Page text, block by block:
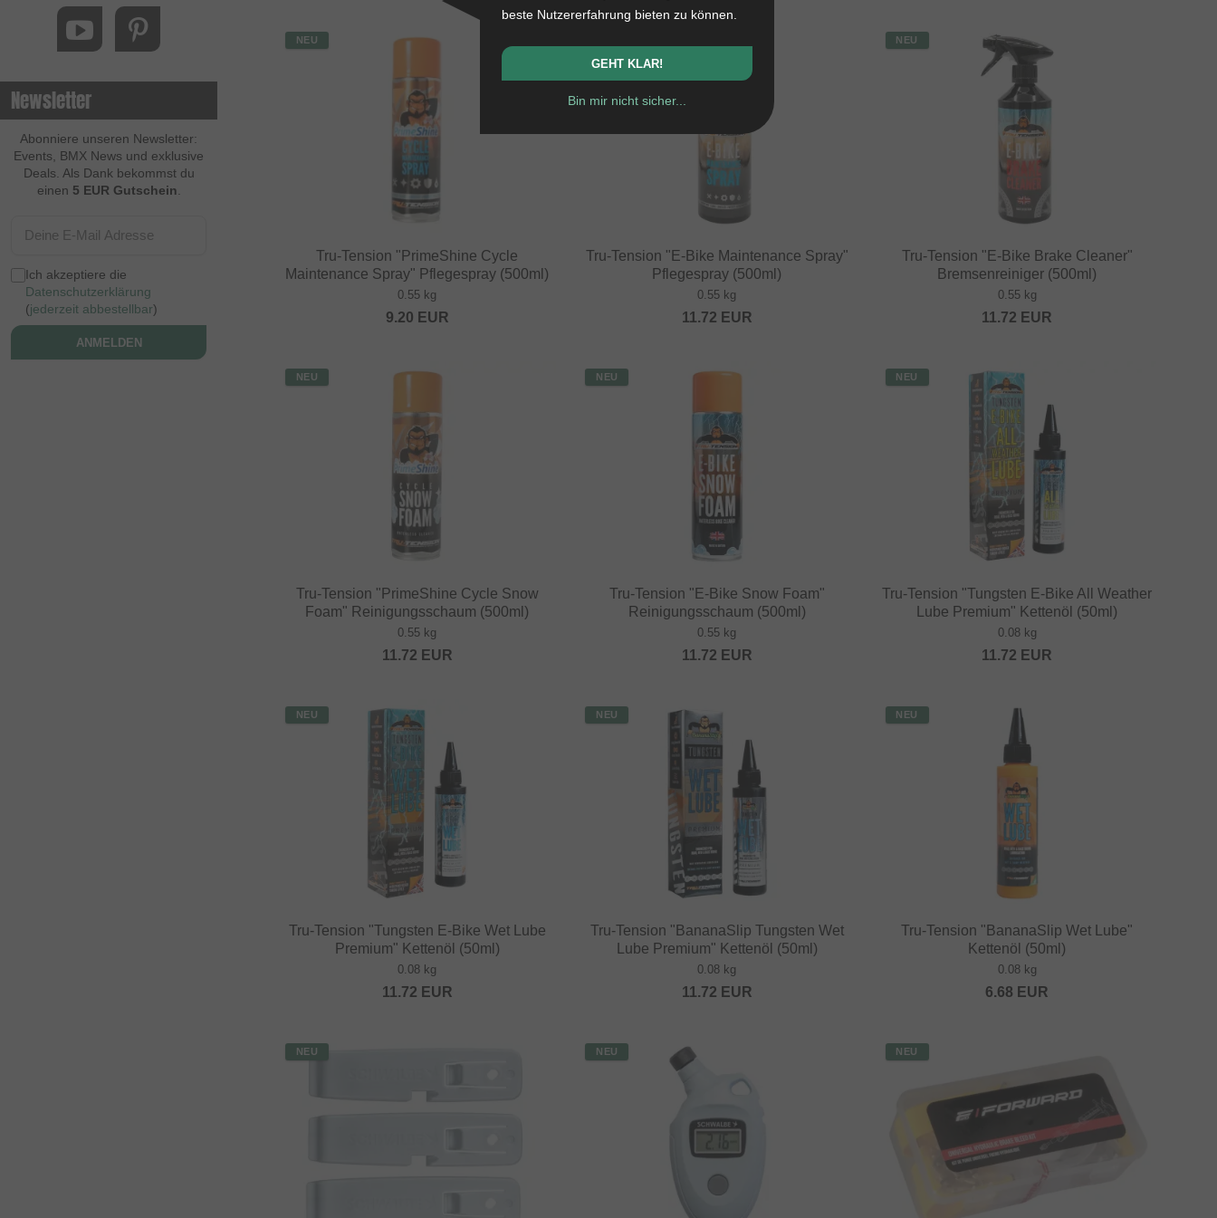
Newsletter
Abonniere unseren Newsletter:
Events, BMX News und exklusive
Deals. Als Dank bekommst du
einen 5 EUR Gutschein
Ich akzeptiere die
Datenschutzerklärung
(jederzeit abbestellbar)
ANMELDEN
NEU
Tru-Tension "PrimeShine Cycle
Maintenance Spray" Pflegespray (500ml)
0.55 kg
9.20 EUR
Tru-Tension "E-Bike Maintenance Spray"
Pflegespray (500ml)
0.55 kg
11.72 EUR
NEU
Tru-Tension "E-Bike Brake Cleaner"
Bremsenreiniger (500ml)
0.55 kg
11.72 EUR
NEU
Tru-Tension "PrimeShine Cycle Snow
Foam" Reinigungsschaum (500ml)
0.55 kg
11.72 EUR
NEU
Tru-Tension "E-Bike Snow Foam"
Reinigungsschaum (500ml)
0.55 kg
11.72 EUR
NEU
Tru-Tension "Tungsten E-Bike All Weather
Lube Premium" Kettenöl (50ml)
0.08 kg
11.72 EUR
NEU
Tru-Tension "Tungsten E-Bike Wet Lube
Premium" Kettenöl (50ml)
0.08 kg
11.72 EUR
NEU
Tru-Tension "BananaSlip Tungsten Wet
Lube Premium" Kettenöl (50ml)
0.08 kg
11.72 EUR
NEU
Tru-Tension "BananaSlip Wet Lube"
Kettenöl (50ml)
0.08 kg
6.68 EUR
NEU NEU NEU
beste Nutzererfahrung bieten zu können.
GEHT KLAR!
Bin mir nicht sicher...